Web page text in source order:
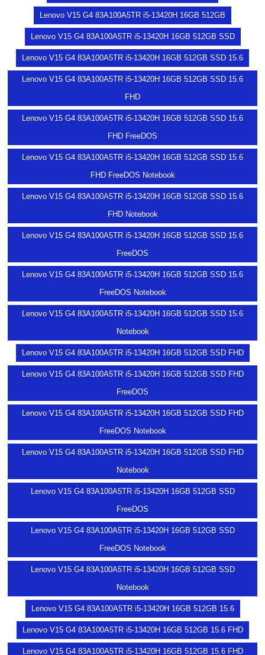
Lenovo V15 G4 83A100A5TR i5-13420H 16GB 512GB
Lenovo V15 G4 83A100A5TR i5-13420H 16GB 512GB SSD
Lenovo V15 G4 83A100A5TR i5-13420H 16GB 512GB SSD 15.6
Lenovo V15 G4 83A100A5TR i5-13420H 16GB 512GB SSD 15.6
FHD
Lenovo V15 G4 83A100A5TR i5-13420H 16GB 512GB SSD 15.6
FHD FreeDOS
Lenovo V15 G4 83A100A5TR i5-13420H 16GB 512GB SSD 15.6
FHD FreeDOS Notebook
Lenovo V15 G4 83A100A5TR i5-13420H 16GB 512GB SSD 15.6
FHD Notebook
Lenovo V15 G4 83A100A5TR i5-13420H 16GB 512GB SSD 15.6
FreeDOS
Lenovo V15 G4 83A100A5TR i5-13420H 16GB 512GB SSD 15.6
FreeDOS Notebook
Lenovo V15 G4 83A100A5TR i5-13420H 16GB 512GB SSD 15.6
Notebook
Lenovo V15 G4 83A100A5TR i5-13420H 16GB 512GB SSD FHD
Lenovo V15 G4 83A100A5TR i5-13420H 16GB 512GB SSD FHD
FreeDOS
Lenovo V15 G4 83A100A5TR i5-13420H 16GB 512GB SSD FHD
FreeDOS Notebook
Lenovo V15 G4 83A100A5TR i5-13420H 16GB 512GB SSD FHD
Notebook
Lenovo V15 G4 83A100A5TR i5-13420H 16GB 512GB SSD
FreeDOS
Lenovo V15 G4 83A100A5TR i5-13420H 16GB 512GB SSD
FreeDOS Notebook
Lenovo V15 G4 83A100A5TR i5-13420H 16GB 512GB SSD
Notebook
Lenovo V15 G4 83A100A5TR i5-13420H 16GB 512GB 15.6
Lenovo V15 G4 83A100A5TR i5-13420H 16GB 512GB 15.6 FHD
Lenovo V15 G4 83A100A5TR i5-13420H 16GB 512GB 15.6 FHD